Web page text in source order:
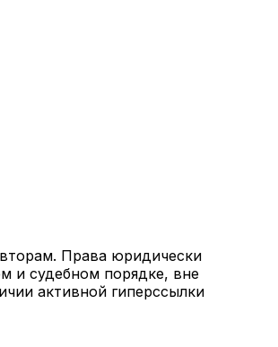
Права юридически
и судебном порядке, вне
активной гиперссылки